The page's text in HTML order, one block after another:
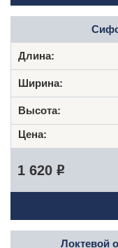
1 620 Р
Локтевой